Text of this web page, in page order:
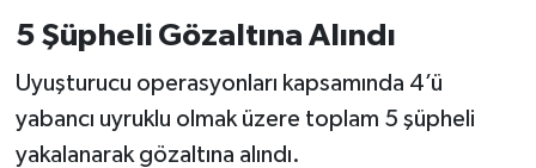
5 Şüpheli Gözaltına Alındı
Uyuşturucu operasyonları kapsamında 4’ü
yabancı uyruklu olmak üzere toplam 5 şüpheli
yakalanarak gözaltına alındı.